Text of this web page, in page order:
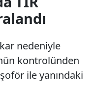
nedeniyle
kontrolünden
ile yanındaki